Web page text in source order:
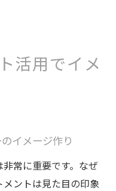
活用でイメ
イメージ作り
常に重要です。なぜ
ントは見た目の印象